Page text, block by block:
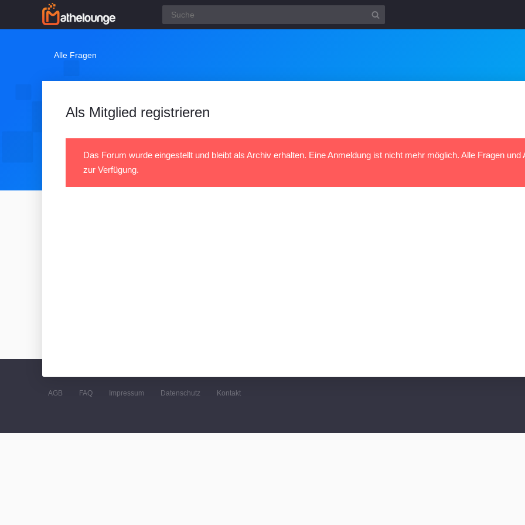
Alle Fragen
Als Mitglied registrieren
Das Forum wurde eingestellt und bleibt als Archiv erhalten. Eine Anmeldung ist nicht mehr möglich. Alle Fragen und
zur Verfügung.
AGB FAQ Impressum Datenschutz Kontakt